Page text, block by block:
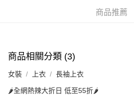
付款後順豐站及營業點
每筆HK$40.00，滿HK$350.00或以上免
付款後順豐合作便利店
商品推薦
商品相關分類 (3)
女裝 上衣 長袖上衣
🌶️全網熱辣大折日 低至55折🌶️